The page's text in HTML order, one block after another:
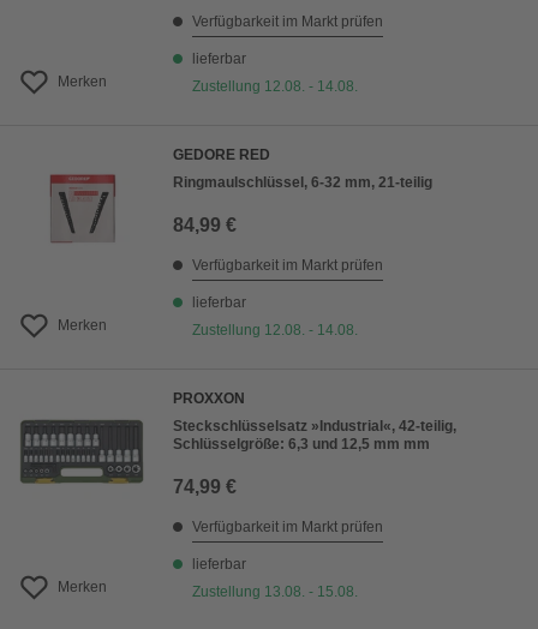
Merken
Verfügbarkeit im Markt prüfen
lieferbar
Zustellung 12.08. - 14.08.
Merken
GEDORE RED
Ringmaulschlüssel, 6-32 mm, 21-teilig
84,99 €
Verfügbarkeit im Markt prüfen
lieferbar
Zustellung 12.08. - 14.08.
Merken
PROXXON
Steckschlüsselsatz »Industrial«, 42-teilig,
Schlüsselgröße: 6,3 und 12,5 mm mm
74,99 €
Verfügbarkeit im Markt prüfen
lieferbar
Zustellung 13.08. - 15.08.